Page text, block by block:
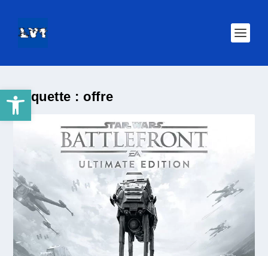
Ouvrir la barre d’outilsÉtiquette :offre